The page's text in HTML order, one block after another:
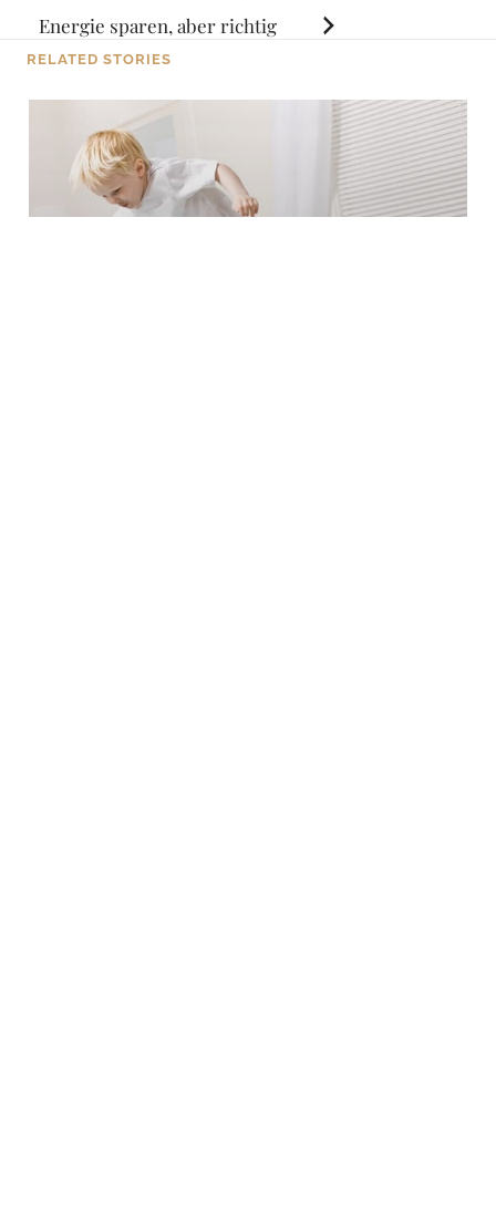
navigation
Energie sparen, aber richtig
RELATED STORIES